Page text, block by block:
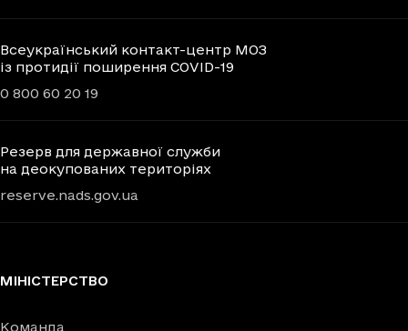
Всеукраїнський контакт-центр МОЗ
із протидії поширення COVID-19
0 800 60 20 19
Резерв для державної служби
на деокупованих територіях
reserve.nads.gov.ua
МІНІСТЕРСТВО
Команда